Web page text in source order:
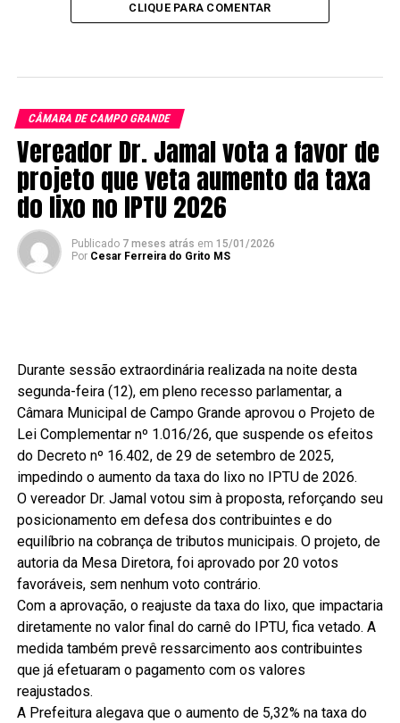
CLIQUE PARA COMENTAR
CÂMARA DE CAMPO GRANDE
Vereador Dr. Jamal vota a favor de
projeto que veta aumento da taxa
do lixo no IPTU 2026
Publicado 7 meses atrás em 15/01/2026
Por Cesar Ferreira do Grito MS
Durante sessão extraordinária realizada na noite desta
segunda-feira (12), em pleno recesso parlamentar, a
Câmara Municipal de Campo Grande aprovou o Projeto de
Lei Complementar nº 1.016/26, que suspende os efeitos
do Decreto nº 16.402, de 29 de setembro de 2025,
impedindo o aumento da taxa do lixo no IPTU de 2026.
O vereador Dr. Jamal votou sim à proposta, reforçando seu
posicionamento em defesa dos contribuintes e do
equilíbrio na cobrança de tributos municipais. O projeto, de
autoria da Mesa Diretora, foi aprovado por 20 votos
favoráveis, sem nenhum voto contrário.
Com a aprovação, o reajuste da taxa do lixo, que impactaria
diretamente no valor final do carnê do IPTU, fica vetado. A
medida também prevê ressarcimento aos contribuintes
que já efetuaram o pagamento com os valores
reajustados.
A Prefeitura alegava que o aumento de 5,32% na taxa do